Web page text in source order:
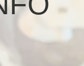
ピックアップ